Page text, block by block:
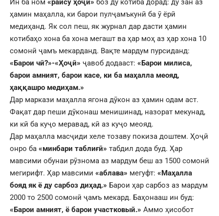
ҳамин маҳалла, ки барои пулҷамъкунӣ ба ӯ ёрӣ
медиҳанд. Як сол пеш, як журнал дар дасти ҳамин
котибаҳо хона ба хона мегашт ва ҳар моҳ аз ҳар хона 10
сомонӣ ҷамъ мекарданд. Вақте мардум пурсиданд:
«Барои чӣ?»-«Ҳоҷӣ» ҷавоб додааст: «Барои милиса,
барои амният, барои касе, ки ба маҳалла меояд,
ҳаққашро медиҳам.»
Дар маркази маҳалла ягона дӯкон аз ҳамин одам аст.
Фақат дар пеши дӯконаш менишинад, назорат мекунад,
ки кӣ ба куҷо меравад, кӣ аз куҷо меояд.
Дар маҳалла масҷиди хеле тозаву покиза доштем. Ҳоҷӣ
онро ба «минбари таблиғӣ» табдил дода буд. Ҳар
мавсими обунаи рӯзнома аз мардум беш аз 1500 сомонӣ
мегирифт. Ҳар мавсими «аблава» мегуфт: «Маҳалла
бояд як ё ду сарбоз диҳад.» Барои ҳар сарбоз аз мардум
2000 то 2500 сомонӣ ҷамъ мекард. Баҳонааш ин буд:
«Барои амният, ё барои участковый.» Аммо ҳисобот